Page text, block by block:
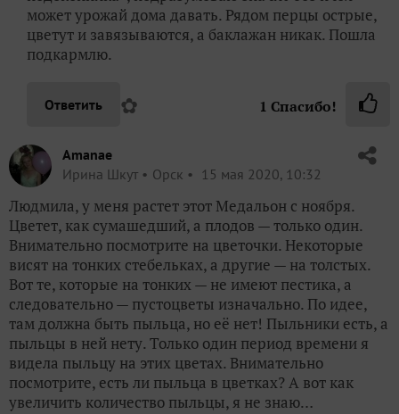
может урожай дома давать. Рядом перцы острые,
цветут и завязываются, а баклажан никак. Пошла
подкармлю.
Ответить ✿ 1 Спасибо!
Amanae
Ирина Шкут
Орск 15 мая 2020, 10:32
Людмила, у меня растет этот Медальон с ноября.
Цветет, как сумашедший, а плодов — только один.
Внимательно посмотрите на цветочки. Некоторые
висят на тонких стебельках, а другие — на толстых.
Вот те, которые на тонких — не имеют пестика, а
следовательно — пустоцветы изначально. По идее,
там должна быть пыльца, но её нет! Пыльники есть, а
пыльцы в ней нету. Только один период времени я
видела пыльцу на этих цветах. Внимательно
посмотрите, есть ли пыльца в цветках? А вот как
увеличить количество пыльцы, я не знаю…